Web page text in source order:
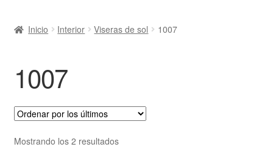
navegación
Carro
Contacto
Envío al mundo entero
Inicio Interior Viseras de sol 1007
1007
Mostrando los 2 resultadosOrdenado